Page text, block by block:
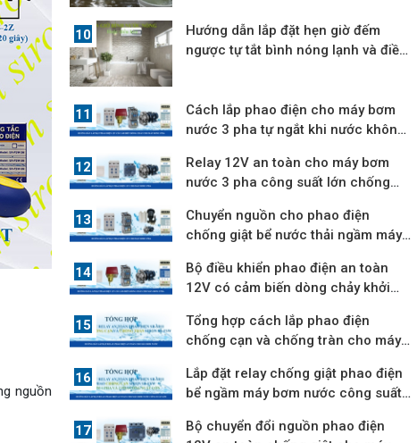
nguồn
Hướng dẫn lắp đặt hẹn giờ đếm
ngược tự tắt bình nóng lạnh và điều
Cách lắp phao điện cho máy bơm
nước 3 pha tự ngắt khi nước không
Relay 12V an toàn cho máy bơm
nước 3 pha công suất lớn chống
Chuyển nguồn cho phao điện
chống giật bể nước thải ngầm máy
Bộ điều khiển phao điện an toàn
12V có cảm biến dòng chảy khởi
Tổng hợp cách lắp phao điện
chống cạn và chống tràn cho máy
Lắp đặt relay chống giật phao điện
bể ngầm máy bơm nước công suất
Bộ chuyển đổi nguồn phao điện